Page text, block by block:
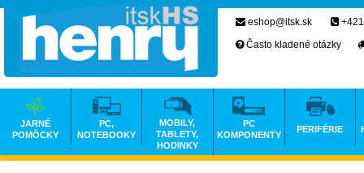
eshop@itsk.sk
Často kladené otázky
JARNÉ
POMÔCKY
PC,
NOTEBOOKY
MOBILY,
TABLETY,
HODINKY
PC
KOMPONENTY
PERIFÉRIE